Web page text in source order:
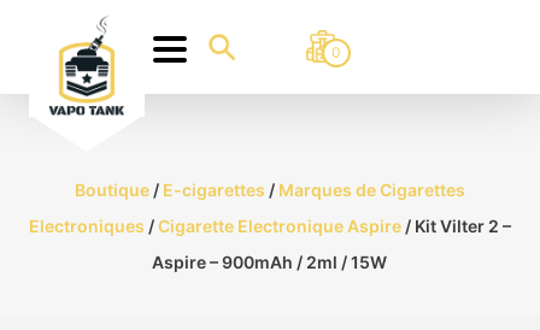
0
Boutique/ E-cigarettes / Marques de Cigarettes
Electroniques /Cigarette Electronique Aspire/ Kit Vilter 2 –
Aspire – 900mAh / 2ml / 15W